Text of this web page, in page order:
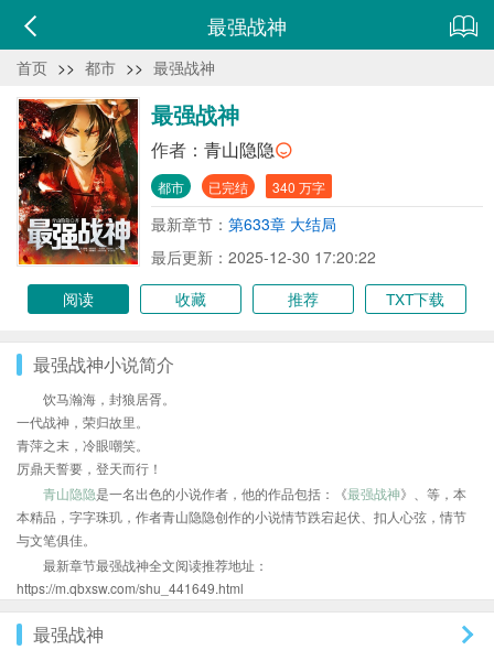
最强战神
首页 >> 都市 >> 最强战神
最强战神
作者： 青山隐隐
都市 已完结 340 万字
最新章节： 第633章 大结局
最后更新：2025-12-30 17:20:22
阅读
收藏 推荐 TXT下载
最强战神小说简介
饮马瀚海，封狼居胥。
一代战神，荣归故里。
青萍之末，冷眼嘲笑。
厉鼎天誓要，登天而行！
青山隐隐是一名出色的小说作者，他的作品包括：《最强战神》、等，本
本精品，字字珠玑，作者青山隐隐创作的小说情节跌宕起伏、扣人心弦，情节
与文笔俱佳。
最新章节最强战神全文阅读推荐地址：
https://m.qbxsw.com/shu_441649.html
最强战神